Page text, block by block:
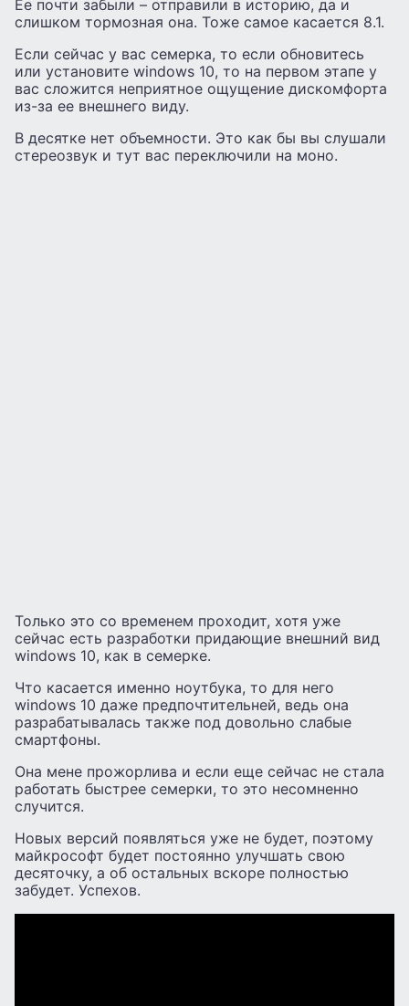
Ее почти забыли – отправили в историю, да и
слишком тормозная она. Тоже самое касается 8.1.
Если сейчас у вас семерка, то если обновитесь
или установите windows 10, то на первом этапе у
вас сложится неприятное ощущение дискомфорта
из-за ее внешнего виду.
В десятке нет объемности. Это как бы вы слушали
стереозвук и тут вас переключили на моно.
Только это со временем проходит, хотя уже
сейчас есть разработки придающие внешний вид
windows 10, как в семерке.
Что касается именно ноутбука, то для него
windows 10 даже предпочтительней, ведь она
разрабатывалась также под довольно слабые
смартфоны.
Она мене прожорлива и если еще сейчас не стала
работать быстрее семерки, то это несомненно
случится.
Новых версий появляться уже не будет, поэтому
майкрософт будет постоянно улучшать свою
десяточку, а об остальных вскоре полностью
забудет. Успехов.